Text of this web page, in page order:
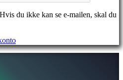
du ikke kan se e-mailen, skal du